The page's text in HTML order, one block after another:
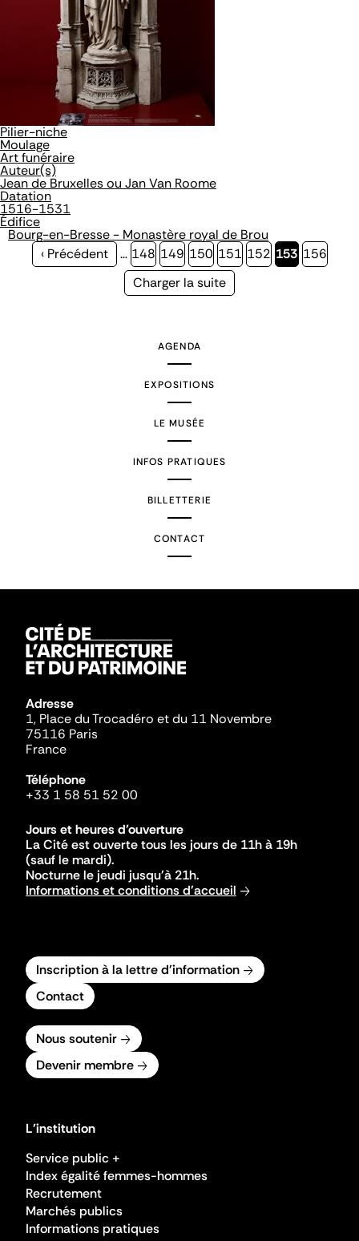
Pilier-niche
Moulage
Art funéraire
Auteur(s)
Jean de Bruxelles ou Jan Van Roome
Datation
1516-1531
Édifice
Bourg-en-Bresse - Monastère royal de Brou
Page
‹ Précédent … Page
148 Page
149 Page
150 Page
151 Page
152 Page
153 Page
156
Page
Charger la suite
AGENDA
EXPOSITIONS
LE MUSÉE
INFOS PRATIQUES
BILLETTERIE
CONTACT
Adresse
1, Place du Trocadéro et du 11 Novembre
75116 Paris
France
Téléphone
+33 1 58 51 52 00
Jours et heures d'ouverture
La Cité est ouverte tous les jours de 11h à 19h
(sauf le mardi).
Nocturne le jeudi jusqu'à 21h.
Informations et conditions d'accueil
Inscription à la lettre d'information
Contact
Nous soutenir
Devenir membre
L'institution
Service public +
Index égalité femmes-hommes
Recrutement
Marchés publics
Informations pratiques